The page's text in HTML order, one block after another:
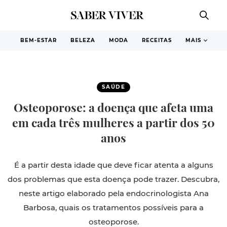
BEM-ESTAR BELEZA MODA RECEITAS MAIS
SAÚDE
Osteoporose: a doença que afeta uma
em cada três mulheres a partir dos 50
anos
É a partir desta idade que deve ficar atenta a alguns
dos problemas que esta doença pode trazer. Descubra,
neste artigo elaborado pela endocrinologista Ana
Barbosa, quais os tratamentos possíveis para a
osteoporose.